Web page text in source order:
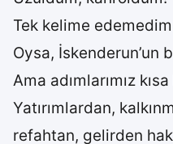
Tek kelime
Oysa, İskenderun’un
Ama adımlarımız
Yatırımlardan,
refahtan, gelirden